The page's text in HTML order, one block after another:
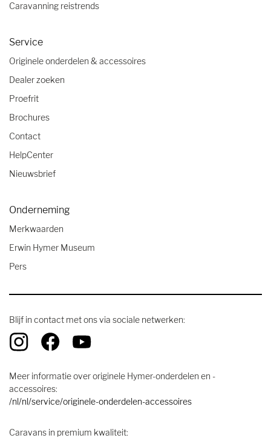
Caravanning reistrends
Service
Originele onderdelen & accessoires
Dealer zoeken
Proefrit
Brochures
Contact
HelpCenter
Nieuwsbrief
Onderneming
Merkwaarden
Erwin Hymer Museum
Pers
Blijf in contact met ons via sociale netwerken:
Meer informatie over originele Hymer-onderdelen en -
accessoires:
/nl/nl/service/originele-onderdelen-accessoires
Caravans in premium kwaliteit: